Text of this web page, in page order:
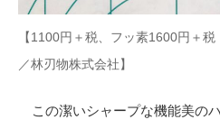
【1100円＋税、フッ素1600円＋税
／林刃物株式会社】
この潔いシャープな機能美の